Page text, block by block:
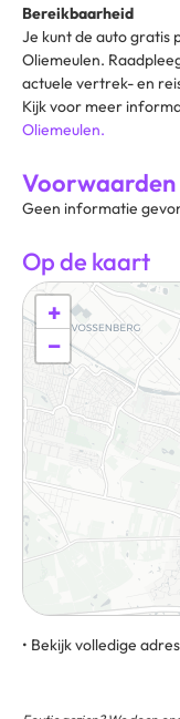
Bereikbaarheid
Je kunt de auto gratis
Oliemeulen.
actuele vertrek- en
Kijk voor meer
Oliemeulen.
Voorwaarden
Geen informatie
Op de kaart
+
−
• Bekijk volledige